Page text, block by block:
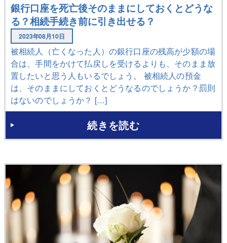
銀行口座を死亡後そのままにしておくとどうな
る？相続手続き前に引き出せる？
2023年08月10日
被相続人（亡くなった人）の銀行口座の残高が少額の場
合は、手間をかけて払戻しを受けるよりも、そのまま放
置したいと思う人もいるでしょう。 被相続人の預金
は、そのままにしておくとどうなるのでしょうか？罰則
はないのでしょうか？ […]
続きを読む